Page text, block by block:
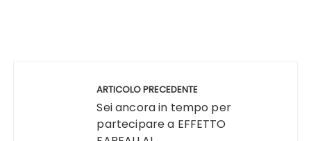
ARTICOLO PRECEDENTE
Sei ancora in tempo per
partecipare a EFFETTO